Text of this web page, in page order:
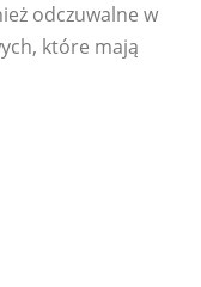
odczuwalne w
które mają